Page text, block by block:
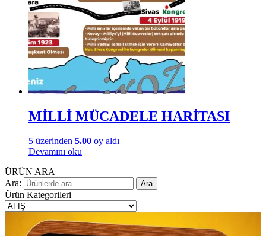
MİLLİ MÜCADELE HARİTASI
5 üzerinden 5.00 oy aldı
Devamını oku
ÜRÜN ARA
Ara:
Ara
Ürün Kategorileri